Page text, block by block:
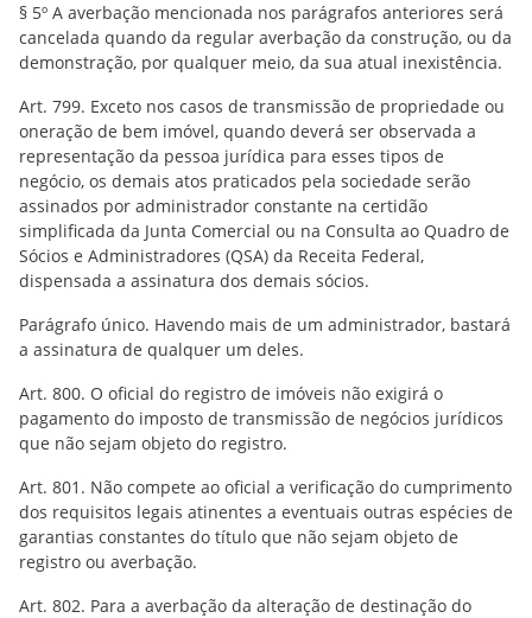
§ 5º A averbação mencionada nos parágrafos anteriores será
cancelada quando da regular averbação da construção, ou da
demonstração, por qualquer meio, da sua atual inexistência.
Art. 799. Exceto nos casos de transmissão de propriedade ou
oneração de bem imóvel, quando deverá ser observada a
representação da pessoa jurídica para esses tipos de
negócio, os demais atos praticados pela sociedade serão
assinados por administrador constante na certidão
simplificada da Junta Comercial ou na Consulta ao Quadro de
Sócios e Administradores (QSA) da Receita Federal,
dispensada a assinatura dos demais sócios.
Parágrafo único. Havendo mais de um administrador, bastará
a assinatura de qualquer um deles.
Art. 800. O oficial do registro de imóveis não exigirá o
pagamento do imposto de transmissão de negócios jurídicos
que não sejam objeto do registro.
Art. 801. Não compete ao oficial a verificação do cumprimento
dos requisitos legais atinentes a eventuais outras espécies de
garantias constantes do título que não sejam objeto de
registro ou averbação.
Art. 802. Para a averbação da alteração de destinação do